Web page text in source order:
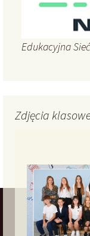
Edukacyjna
Zdjęcia